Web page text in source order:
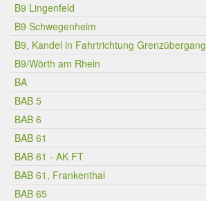
B9 Lingenfeld
B9 Schwegenheim
B9, Kandel in Fahrtrichtung Grenzübergang
B9/Wörth am Rhein
BA
BAB 5
BAB 6
BAB 61
BAB 61 - AK FT
BAB 61, Frankenthal
BAB 65